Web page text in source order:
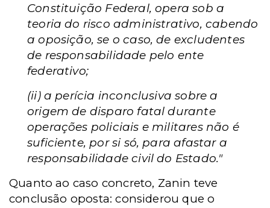
Constituição Federal, opera sob a
teoria do risco administrativo, cabendo
a oposição, se o caso, de excludentes
de responsabilidade pelo ente
federativo;
(ii) a perícia inconclusiva sobre a
origem de disparo fatal durante
operações policiais e militares não é
suficiente, por si só, para afastar a
responsabilidade civil do Estado."
Quanto ao caso concreto, Zanin teve
conclusão oposta: considerou que o